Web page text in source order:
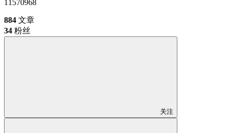
11570968
884 文章
34 粉丝
关注